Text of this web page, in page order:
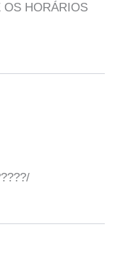
HORÁRIOS